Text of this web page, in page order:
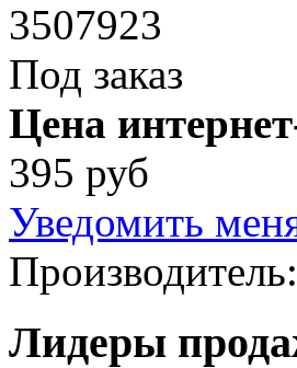
3507923
Под заказ
Цена
395 руб
Уведомить
Производитель:
Лидеры